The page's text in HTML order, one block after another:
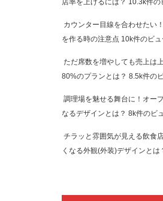
店率を上げるには？ 10.3k件の
カウンター目線を合わせたい
を作る時の注意点 10k件のビュ
ただ席数を増やしても売上は
80%のプランとは？ 8.5k件の
調理場を魅せる舞台に！オー
なるデザインとは？ 8k件のビ
チラッと雰囲気が見える飲食
くなる外観(外装)デザインとは